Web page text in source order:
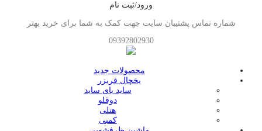
ورود/ثبت نام
شماره تماس پشتیبان سایت جهت کمک به شما برای خرید بهتر
09392802930
محصولات جدید
یخچال فریزر
ساید بای ساید
دوقلو
هتلی
کمبی